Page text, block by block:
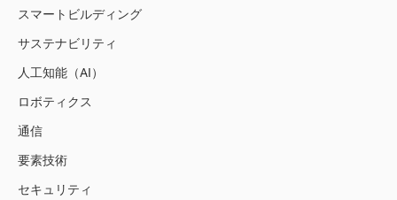
スマートビルディング
サステナビリティ
人工知能（AI）
ロボティクス
通信
要素技術
セキュリティ